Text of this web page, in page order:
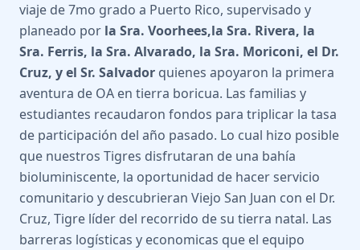
viaje de 7mo grado a Puerto Rico, supervisado y
planeado por la Sra. Voorhees,la Sra. Rivera, la
Sra. Ferris, la Sra. Alvarado, la Sra. Moriconi, el Dr.
Cruz, y el Sr. Salvador quienes apoyaron la primera
aventura de OA en tierra boricua. Las familias y
estudiantes recaudaron fondos para triplicar la tasa
de participación del año pasado. Lo cual hizo posible
que nuestros Tigres disfrutaran de una bahía
bioluminiscente, la oportunidad de hacer servicio
comunitario y descubrieran Viejo San Juan con el Dr.
Cruz, Tigre líder del recorrido de su tierra natal. Las
barreras logísticas y economicas que el equipo